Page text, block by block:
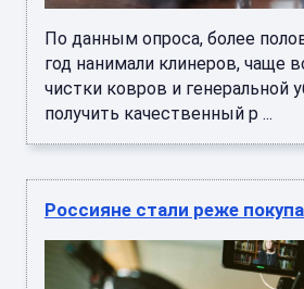
По данным опроса, более
год нанимали клинеров, чаще
чистки ковров и генеральной
получить качественный р ...
Россияне стали реже